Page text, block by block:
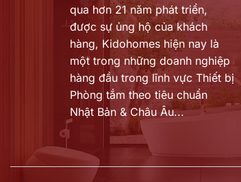
qua hơn 21 năm phát triển,
được sự ủng hộ của khách
hàng, Kidohomes hiện nay là
một trong những doanh nghiệp
hàng đầu trong lĩnh vực Thiết bị
Phòng tắm theo tiêu chuẩn
Nhật Bản & Châu Âu...